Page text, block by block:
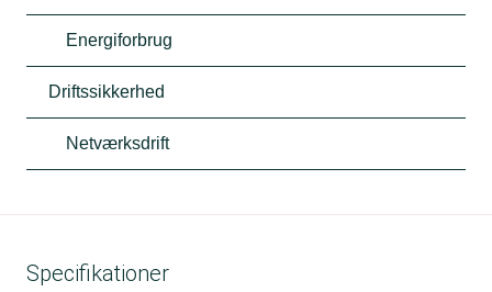
Energiforbrug
Driftssikkerhed
Netværksdrift
Specifikationer